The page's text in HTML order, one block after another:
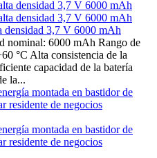
densidad 3,7 V 6000 mAh
nominal: 6000 mAh Rango de
°C Alta consistencia de la
capacidad de la batería
la...